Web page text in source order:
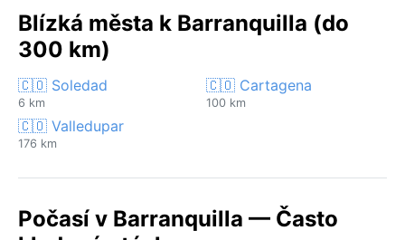
Blízká města k Barranquilla (do
300 km)
🇨🇴 Soledad
6 km
🇨🇴 Cartagena
100 km
🇨🇴 Valledupar
176 km
Počasí v Barranquilla — Často